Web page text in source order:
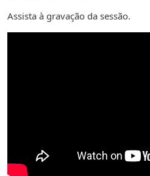
Assista à gravação da sessão.